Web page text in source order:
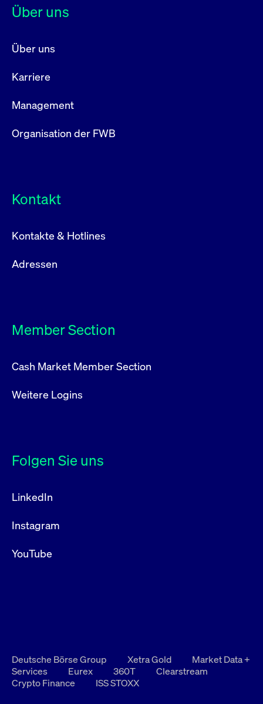
Über uns
Über uns
Karriere
Management
Organisation der FWB
Kontakt
Kontakte & Hotlines
Adressen
Member Section
Cash Market Member Section
Weitere Logins
Folgen Sie uns
LinkedIn
Instagram
YouTube
Deutsche Börse Group Xetra Gold
Market Data +
Services
Eurex 360T
Clearstream
Crypto Finance
ISS STOXX